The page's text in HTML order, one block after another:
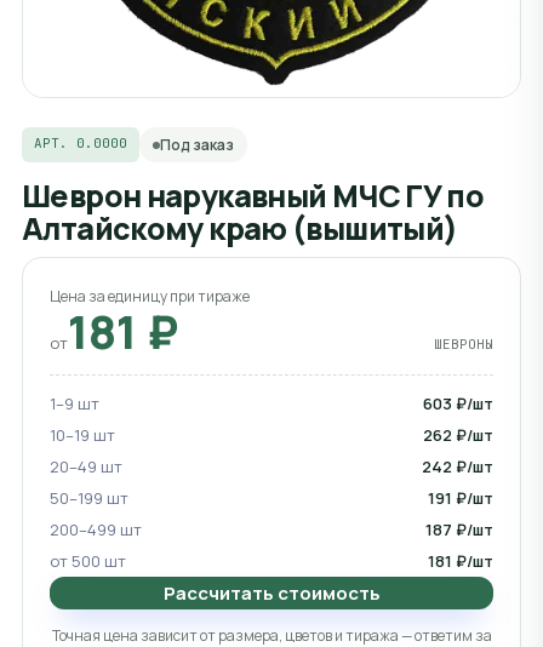
АРТ. 0.0000 Под заказ
Шеврон нарукавный МЧС ГУ по
Алтайскому краю (вышитый)
Цена за единицу при тираже
от181 ₽ ШЕВРОНЫ
1–9 шт
603 ₽/шт
10–19 шт
262 ₽/шт
20–49 шт
242 ₽/шт
50–199 шт
191 ₽/шт
200–499 шт
187 ₽/шт
от 500 шт
181 ₽/шт
Рассчитать стоимость
Точная цена зависит от размера, цветов и тиража — ответим за